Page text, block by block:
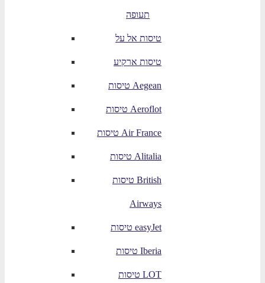
תעופה
טיסות אל על
טיסות ארקיע
טיסות Aegean
טיסות Aeroflot
טיסות Air France
טיסות Alitalia
טיסות British
Airways
טיסות easyJet
טיסות Iberia
טיסות LOT